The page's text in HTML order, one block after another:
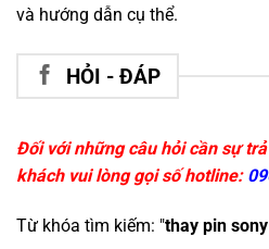
và hướng dẫn cụ thể.
HỎI - ĐÁP
Đối với những câu hỏi cần sự
khách vui lòng gọi số hotline:
Từ khóa tìm kiếm: "thay pin